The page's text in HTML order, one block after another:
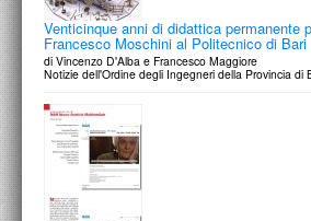
Venticinque anni di didattica permanente
Francesco Moschini al Politecnico di Bari
di Vincenzo D'Alba e Francesco Maggiore
Notizie dell'Ordine degli Ingegneri della Provincia di